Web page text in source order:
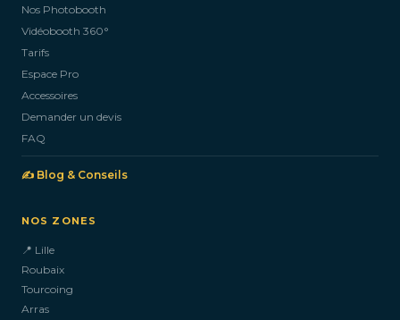
Nos Photobooth
Vidéobooth 360°
Tarifs
Espace Pro
Accessoires
Demander un devis
FAQ
✍️ Blog & Conseils
NOS ZONES
📍 Lille
Roubaix
Tourcoing
Arras